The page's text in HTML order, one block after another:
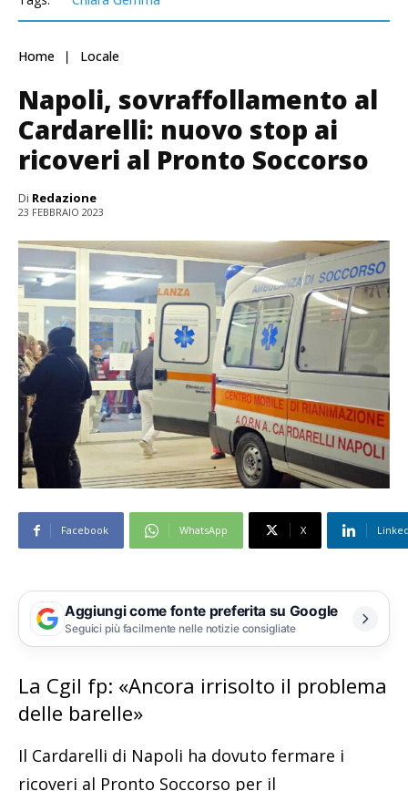
Home Locale
Napoli, sovraffollamento al
Cardarelli: nuovo stop ai
ricoveri al Pronto Soccorso
Di Redazione
23 FEBBRAIO 2023
Facebook WhatsApp X
Aggiungi come fonte preferita su Google
Seguici più facilmente nelle notizie consigliate
La Cgil fp: «Ancora irrisolto il problema
delle barelle»
Il Cardarelli di Napoli ha dovuto fermare i
ricoveri al Pronto Soccorso per il